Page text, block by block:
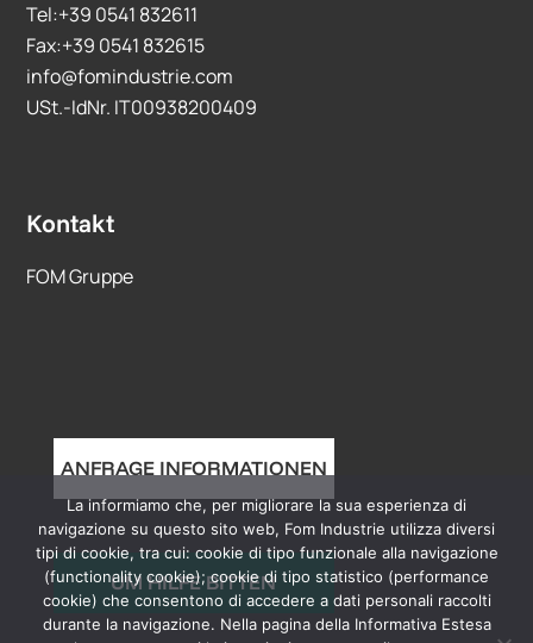
Tel:+39 0541 832611
Fax:+39 0541 832615
info@fomindustrie.com
USt.-IdNr. IT00938200409
Kontakt
FOM Gruppe
ANFRAGE INFORMATIONEN
UM HILFE BITTEN
La informiamo che, per migliorare la sua esperienza di
navigazione su questo sito web, Fom Industrie utilizza diversi
tipi di cookie, tra cui: cookie di tipo funzionale alla navigazione
(functionality cookie); cookie di tipo statistico (performance
cookie) che consentono di accedere a dati personali raccolti
durante la navigazione. Nella pagina della Informativa Estesa